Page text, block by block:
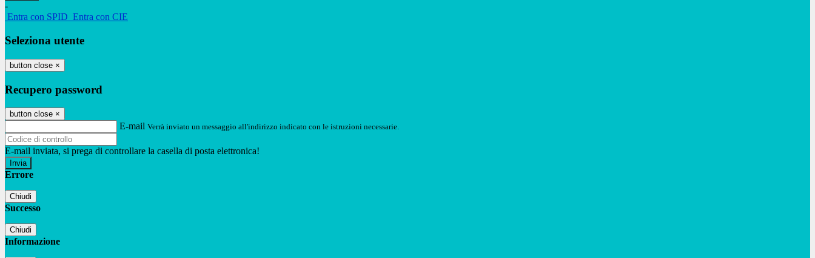
-
Entra con SPID Entra con CIE
Seleziona utente
button close ×
Recupero password
button close ×
E-mail Verrà inviato un messaggio all'indirizzo indicato con le istruzioni necessarie.
E-mail inviata, si prega di controllare la casella di posta elettronica!
Errore
Chiudi
Successo
Chiudi
Informazione